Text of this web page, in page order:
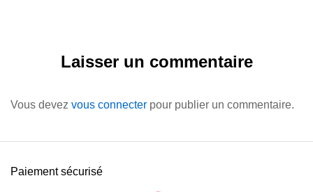
Laisser un commentaire
Vous devez vous connecter pour publier un commentaire.
Paiement sécurisé